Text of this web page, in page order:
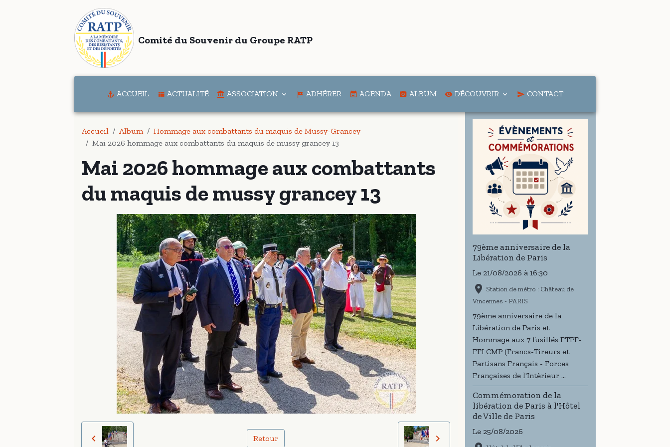
Comité du Souvenir du Groupe RATP
ACCUEIL ACTUALITÉ ASSOCIATION ADHÉRER AGENDA ALBUM DÉCOUVRIR CONTACT
Accueil Album
Hommage aux combattants du maquis de Mussy-Grancey
Mai 2026 hommage aux combattants du maquis de mussy grancey 13
Mai 2026 hommage aux combattants
du maquis de mussy grancey 13
Retour
79ème anniversaire de la
Libération de Paris
Le 21/08/2026 à 16:30
Station de métro : Château de
Vincennes - PARIS
79ème anniversaire de la
Libération de Paris et
Hommage aux 7 fusillés FTPF-
FFI CMP (Francs-Tireurs et
Partisans Français - Forces
Françaises de l'Intèrieur ...
Commémoration de la
libération de Paris à l'Hôtel
de Ville de Paris
Le 25/08/2026